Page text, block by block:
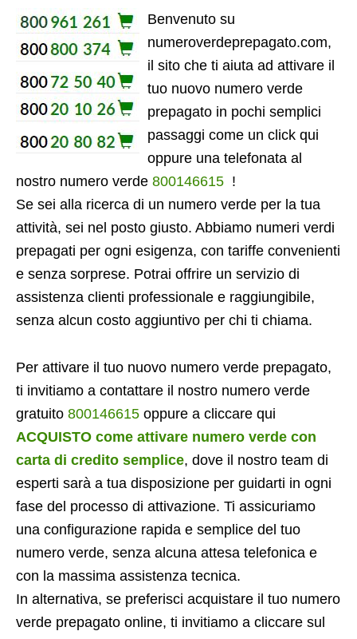
Benvenuto su
numeroverdeprepagato.com,
il sito che ti aiuta ad attivare il
tuo nuovo numero verde
prepagato in pochi semplici
passaggi come un click qui
oppure una telefonata al
nostro numero verde 800146615 !
Se sei alla ricerca di un numero verde per la tua
attività, sei nel posto giusto. Abbiamo numeri verdi
prepagati per ogni esigenza, con tariffe convenienti
e senza sorprese. Potrai offrire un servizio di
assistenza clienti professionale e raggiungibile,
senza alcun costo aggiuntivo per chi ti chiama.
Per attivare il tuo nuovo numero verde prepagato,
ti invitiamo a contattare il nostro numero verde
gratuito 800146615 oppure a cliccare qui
ACQUISTO come attivare numero verde con
carta di credito semplice, dove il nostro team di
esperti sarà a tua disposizione per guidarti in ogni
fase del processo di attivazione. Ti assicuriamo
una configurazione rapida e semplice del tuo
numero verde, senza alcuna attesa telefonica e
con la massima assistenza tecnica.
In alternativa, se preferisci acquistare il tuo numero
verde prepagato online, ti invitiamo a cliccare sul